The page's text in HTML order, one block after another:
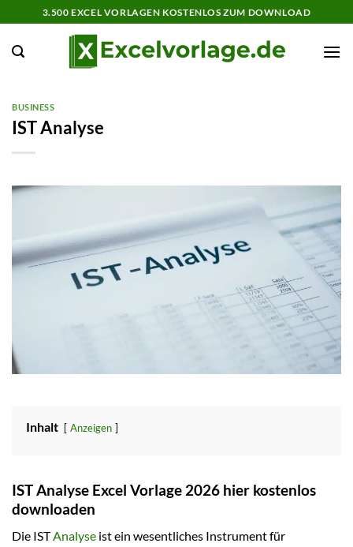
Inhalt
springen
3.500 EXCEL VORLAGEN KOSTENLOS ZUM DOWNLOAD
BUSINESS
IST Analyse
Inhalt Anzeigen
IST Analyse Excel Vorlage 2026 hier kostenlos
downloaden
Die ISTAnalyse ist ein wesentliches Instrument für